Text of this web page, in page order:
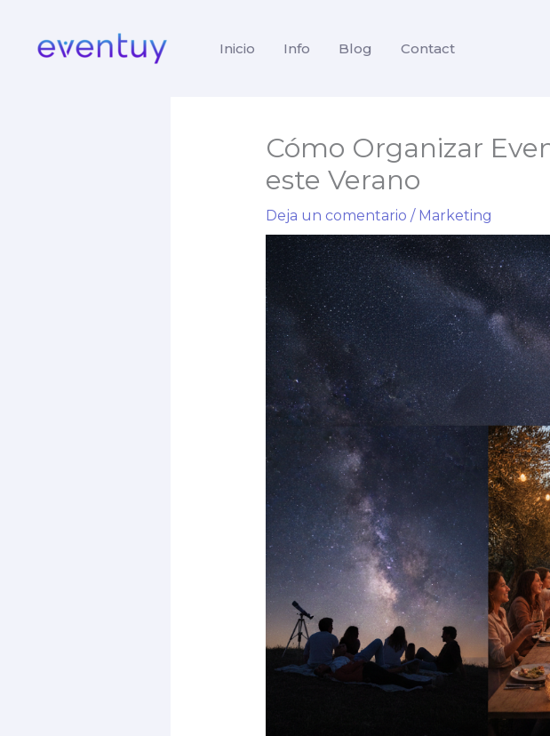
contenido
Inicio Info Blog Contact
Cómo Organizar
este Verano
Deja un comentario / Marketing